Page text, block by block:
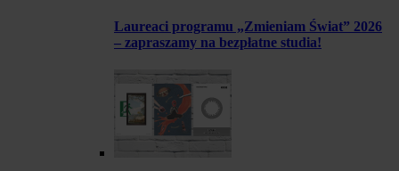
Laureaci programu „Zmieniam Świat” 2026
– zapraszamy na bezpłatne studia!